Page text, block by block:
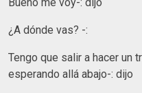
¿A dónde vas? -:
Tengo que salir a hacer un
esperando allá abajo-: dijo